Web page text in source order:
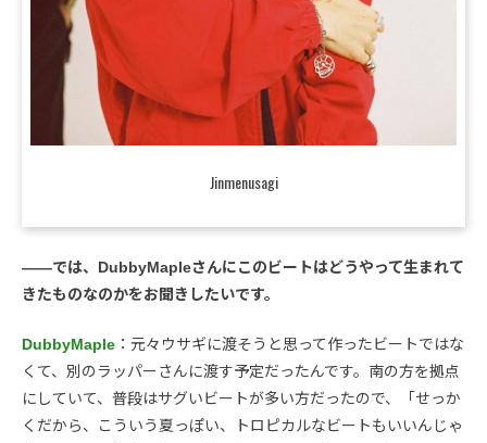
Jinmenusagi
――では、DubbyMapleさんにこのビートはどうやって生まれて
きたものなのかをお聞きしたいです。
DubbyMaple ：元々ウサギに渡そうと思って作ったビートではな
くて、別のラッパーさんに渡す予定だったんです。南の方を拠点
にしていて、普段はサグいビートが多い方だったので、「せっか
くだから、こういう夏っぽい、トロピカルなビートもいいんじゃ